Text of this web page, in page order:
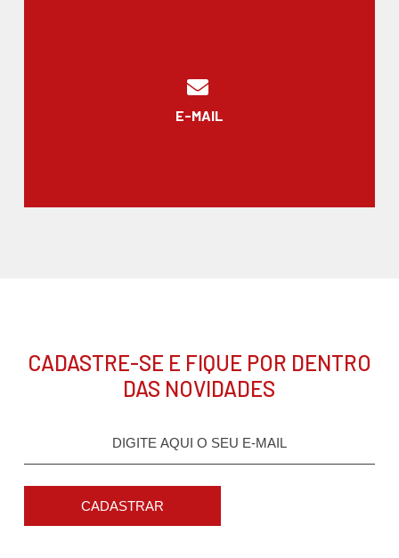
E-MAIL
CADASTRE-SE E FIQUE POR DENTRO
DAS NOVIDADES
CADASTRAR